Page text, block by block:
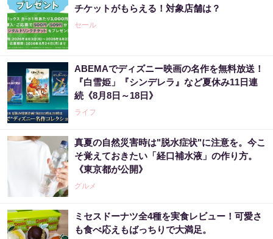
チケットがもらえる！対象店舗は？
セール
ABEMAでディズニー映画の名作を無料放送！
『白雪姫」『シンデレラ』など夏休み11日連
続《8月8日～18日》
ライフ
真夏の自然災害時は"脱水症状"に注意を。今こ
そ覚えておきたい「経口補水液」の作り方。
《東京都が公開》
グルメ
ミセスドーナツ全4種を実食レビュー！可愛さ
も食べ応えもばっちりで大満足。